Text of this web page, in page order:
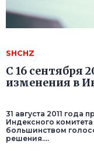
SHCHZ
C 16 сентября
изменения в
31 августа 2011
Индексного
большинством
решения....